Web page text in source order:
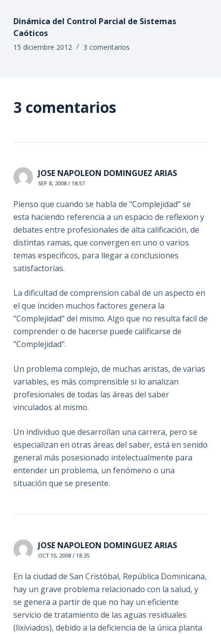
Dinámica del Control Parcial de Sistemas
Caóticos
15 diciembre 2012 3 comentarios
3 comentarios
JOSE NAPOLEON DOMINGUEZ ARIAS
SEP 8, 2008 / 18:57
Pienso que cuando se habla de "Complejidad" se
esta haciendo referencia a un espacio de reflexion y
debates entre profesionales de alta calificación, de
distintas ramas, que convergen en uno o varios
temas especificos, para llegar a conclusiones
satisfactorias.
La dificultad de comprension cabal de un aspecto en
el que inciden muchos factores genera la
"Complejidad" del mismo. Algo que no resulta facil de
comprender o de hacerse puede calificarse de
"Complejidad".
Un problema complejo, de muchas aristas, de varias
variables, es más comprensible si lo analizan
profesionales de todas las áreas del saber
vinculados al mismo.
Un individuo que desarrollan una carrera, pero se
especializan en otras áreas del saber, está en senido
general más posesionado intelectualmente para
entender un problema, un fenómeno o una
situación que se presente.
JOSE NAPOLEON DOMINGUEZ ARIAS
OCT 10, 2008 / 18:35
En la ciudad de San Cristóbal, República Dominicana,
hay un grave problema relacionado con la salud, y
se genera a partir de que no hay un eficiente
servicio de tratamiento de las aguas residuales
(lixiviados), debido a la deficiencia de la única planta